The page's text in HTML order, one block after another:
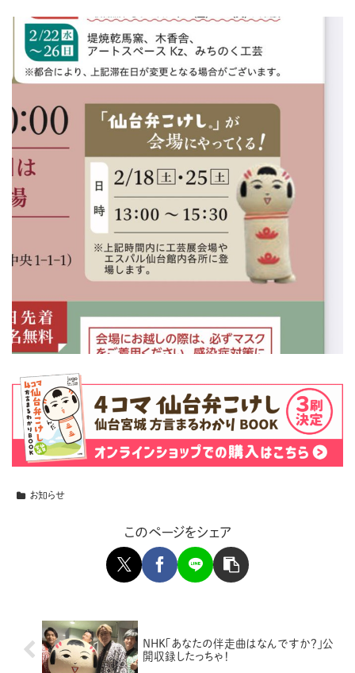
お知らせ
このページをシェア
NHK「あなたの伴走曲はなんですか？」公
開収録したっちゃ！